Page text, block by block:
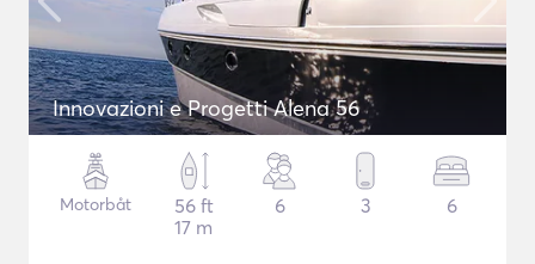
Innovazioni e Progetti Alena 56
Motorbåt
56 ft
17 m
6 3 6